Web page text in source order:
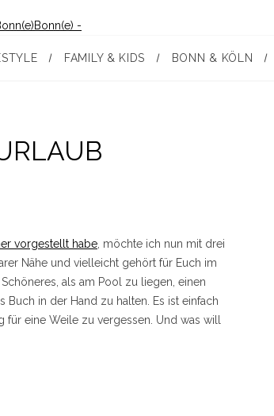
FAMILY & KIDS BONN & KÖLN
vorgestellt habe , möchte ich nun mit drei
Nähe und vielleicht gehört für Euch im
als am Pool zu liegen, einen
in der Hand zu halten. Es ist einfach
eine Weile zu vergessen. Und was will